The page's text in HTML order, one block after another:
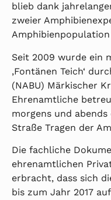
blieb dank
zweier
Seit 2009 wurde ein
‚Fontänen Teich‘
(NABU) Märkischer
Ehrenamtliche
morgens und
Straße Tragen der
Die fachliche
ehrenamtlichen
erbracht, dass sich
bis zum Jahr 2017